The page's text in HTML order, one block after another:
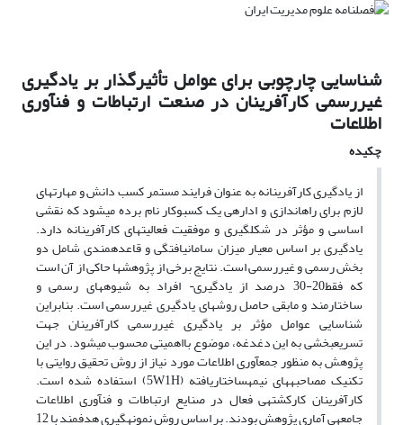
شناسایی چارچوبی برای عوامل تأثیرگذار بر یادگیری
غیررسمی کارآفرینان در صنعت ارتباطات و فن‏آوری
اطلاعات
چکیده
از یادگیری کارآفرینانه به عنوان فرایند مستمر کسب دانش و مهارتهای
لازم برای راه‏اندازی و اداره‏ی یک کسب‏و‏کار نام برده می‏شود که نقشی
اساسی و مؤثر در شکل‏گیری و موفقیت فعالیت‏های کارآفرینانه دارد.
یادگیری بر اساس معیار میزان سامان‏یافتگی و قاعده‏مندی شامل دو
بخش رسمی و غیررسمی است. نتایج برخی از پژوهشها حاکی از آن است
که فقط20-30 درصد از یادگیری¬ افراد به شیوه‏های رسمی و
ساختارمند و مابقی حاصل روش‏های یادگیری غیررسمی است. بنابراین
شناسایی عوامل مؤثر بر یادگیری غیررسمی کارآفرینان جهت
تسریع‏بخشی به این دغدغه، موضوع با‏اهمیتی محسوب می‏شود. در این
پژوهش به منظور جمع‏آوری اطلاعات مورد نیاز از روش تحقیق روایتی با
تکنیک مصاحبههای نیمه‏ساختاریافته (5W1H) استفاده شده است.
کارآفرینان کارکشته‏ی فعال در صنایع ارتباطات و فن‏آوری اطلاعات
جامعه‏ی آماری پژوهش بودند. بر اساس روش نمونه‏گیری هدفمند با 12